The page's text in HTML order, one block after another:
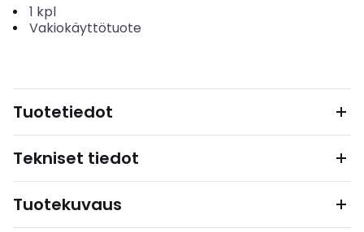
1 kpl
Vakiokäyttötuote
Tuotetiedot
Tekniset tiedot
Tuotekuvaus